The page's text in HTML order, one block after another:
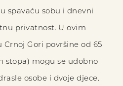
spavaću sobu i dnevni
privatnost. U ovim
Gori površine od 65
stopa) mogu se udobno
osobe i dvoje djece.